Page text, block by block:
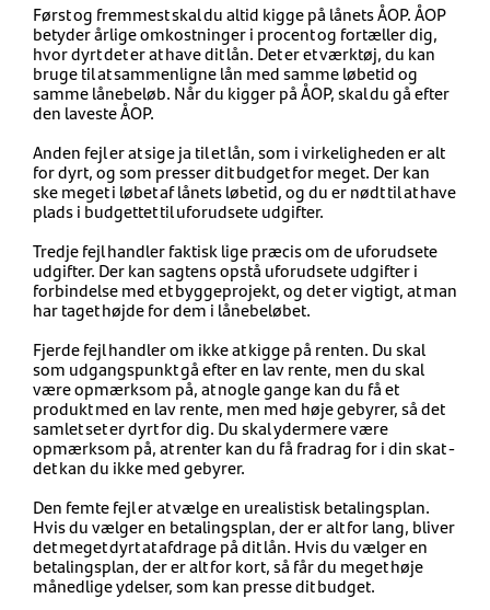
Først og fremmest skal du altid kigge på lånets ÅOP.ÅOP
betyder årlige omkostninger i procent og fortæller dig,
hvor dyrt det er at have dit lån. Det er et værktøj, du kan
bruge til at sammenligne lån med samme løbetid og
samme lånebeløb. Når du kigger på ÅOP, skal du gå efter
den laveste ÅOP.
Anden fejl er at sige ja til et lån, som i virkeligheden er alt
for dyrt, og som presser dit budget for meget. Der kan
ske meget i løbet af lånets løbetid, og du er nødt til at have
plads i budgettet til uforudsete udgifter.
Tredje fejl handler faktisk lige præcis om de uforudsete
udgifter. Der kan sagtens opstå uforudsete udgifter i
forbindelse med et byggeprojekt, og det er vigtigt, at man
har taget højde for dem i lånebeløbet.
Fjerde fejl handler om ikke at kigge på renten. Du skal
som udgangspunkt gå efter en lav rente, men du skal
være opmærksom på, at nogle gange kan du få et
produkt med en lav rente, men med høje gebyrer, så det
samlet set er dyrt for dig. Du skal ydermere være
opmærksom på, at renter kan du få fradrag for i din skat -
det kan du ikke med gebyrer.
Den femte fejl er at vælge en urealistisk betalingsplan.
Hvis du vælger en betalingsplan, der er alt for lang, bliver
det meget dyrt at afdrage på dit lån. Hvis du vælger en
betalingsplan, der er alt for kort, så får du meget høje
månedlige ydelser, som kan presse dit budget.